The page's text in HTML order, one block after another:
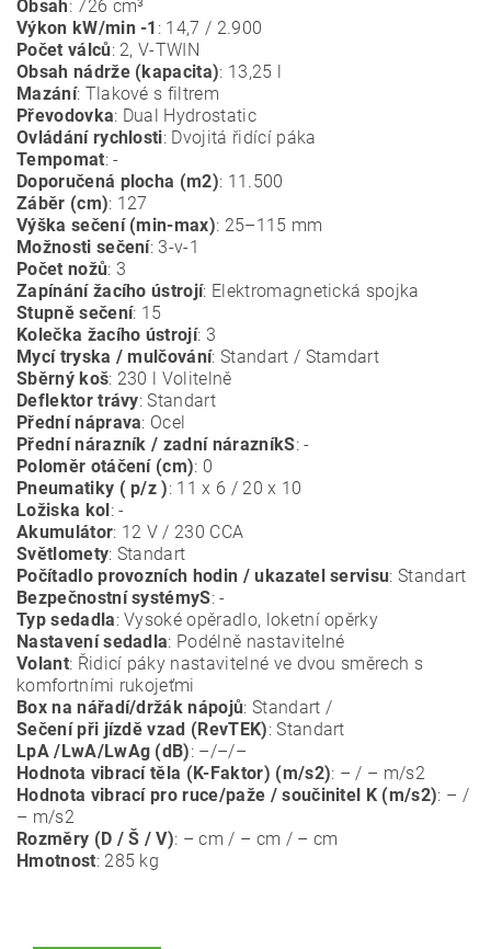
Obsah: 726 cm³
Výkon kW/min -1 : 14,7 / 2.900
Počet válců: 2, V-TWIN
Obsah nádrže (kapacita): 13,25 l
Mazání: Tlakové s filtrem
Převodovka: Dual Hydrostatic
Ovládání rychlosti: Dvojitá řidící páka
Tempomat: -
Doporučená plocha (m2): 11.500
Záběr (cm): 127
Výška sečení (min-max): 25–115 mm
Možnosti sečení: 3-v-1
Počet nožů: 3
Zapínání žacího ústrojí: Elektromagnetická spojka
Stupně sečení: 15
Kolečka žacího ústrojí: 3
Mycí tryska / mulčování: Standart / Stamdart
Sběrný koš: 230 l Volitelně
Deflektor trávy: Standart
Přední náprava: Ocel
Přední nárazník / zadní nárazníkS: -
Poloměr otáčení (cm): 0
Pneumatiky ( p/z ): 11 x 6 / 20 x 10
Ložiska kol: -
Akumulátor: 12 V / 230 CCA
Světlomety: Standart
Počítadlo provozních hodin / ukazatel servisu: Standart
Bezpečnostní systémyS: -
Typ sedadla: Vysoké opěradlo, loketní opěrky
Nastavení sedadla: Podélně nastavitelné
Volant: Řidicí páky nastavitelné ve dvou směrech s
komfortními rukojeťmi
Box na nářadí/držák nápojů: Standart /
Sečení při jízdě vzad (RevTEK): Standart
LpA /LwA/LwAg (dB): –/–/–
Hodnota vibrací těla (K-Faktor) (m/s2): – / – m/s2
Hodnota vibrací pro ruce/paže / součinitel K (m/s2): – /
– m/s2
Rozměry (D / Š / V): – cm / – cm / – cm
Hmotnost: 285 kg